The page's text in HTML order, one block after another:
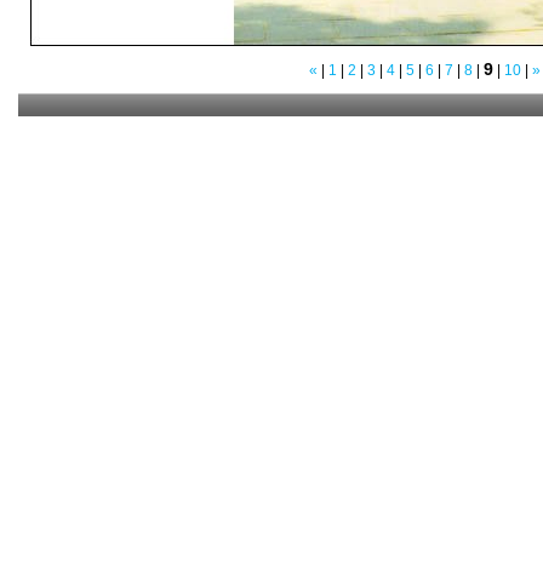
« 1 2 3| 4| 5| 6 7 8| 9| 10| »